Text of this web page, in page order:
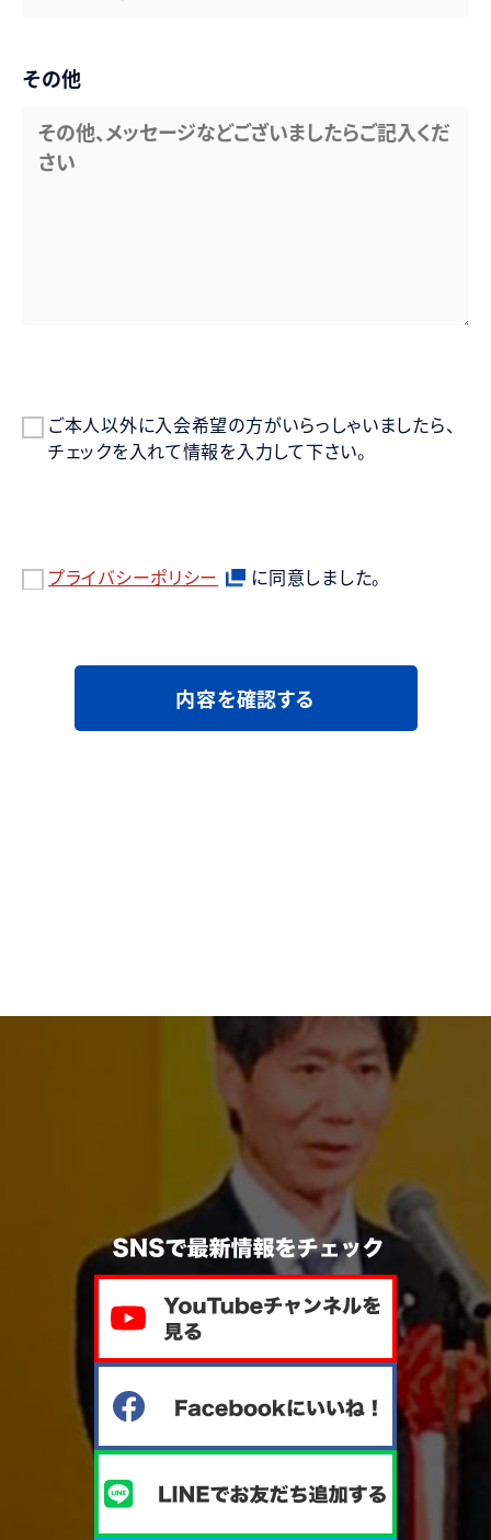
その他
ご本人以外に入会希望の方がいらっしゃいましたら、
チェックを入れて情報を入力して下さい。
プライバシーポリシー に同意しました。